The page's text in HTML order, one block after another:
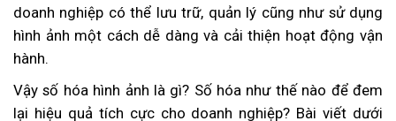
doanh nghiệp có thể lưu trữ, quản lý cũng như sử dụng
hình ảnh một cách dễ dàng và cải thiện hoạt động vận
hành.
Vậy số hóa hình ảnh là gì? Số hóa như thế nào để đem
lại hiệu quả tích cực cho doanh nghiệp? Bài viết dưới